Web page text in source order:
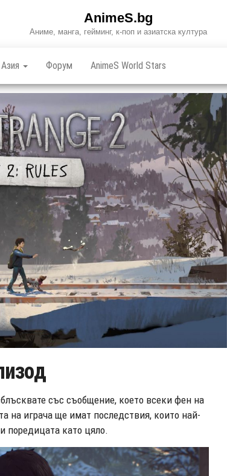
AnimeS.bg
Аниме, манга, гейминг, к-поп и азиатска култура
Азия Форум AnimeS World Stars
със съобщение, което всеки фен на
на играча ще имат последствия, които най-
поредицата като цяло.